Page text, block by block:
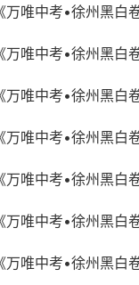
唯中考•徐州黑白
唯中考•徐州黑白
唯中考•徐州黑白
唯中考•徐州黑白
唯中考•徐州黑白
唯中考•徐州黑白
唯中考•徐州黑白